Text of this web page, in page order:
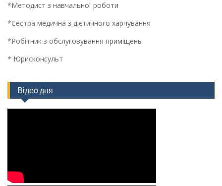
*Методист з навчальної роботи
*Сестра медична з дієтичного харчування
*Робітник з обслуговування приміщень
* Юрисконсульт
Відео дня